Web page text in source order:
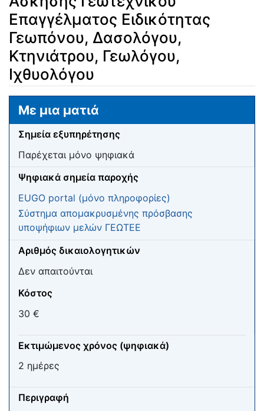
Επαγγέλματος Ειδικότητας
Γεωπόνου, Δασολόγου,
Κτηνιάτρου, Γεωλόγου,
Ιχθυολόγου
Μετάβαση σε: πλοήγηση
Με μια ματιά
Σημεία εξυπηρέτησης
Παρέχεται μόνο ψηφιακά
Ψηφιακά σημεία παροχής
EUGO portal (μόνο πληροφορίες)
Σύστημα απομακρυσμένης πρόσβασης
υποψήφιων μελών ΓΕΩΤΕΕ
Αριθμός δικαιολογητικών
Δεν απαιτούνται
Κόστος
30 €
Εκτιμώμενος χρόνος (ψηφιακά)
2 ημέρες
Περιγραφή